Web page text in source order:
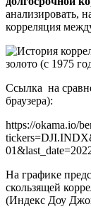
анализировать,
корреляция
Ссылка на
браузера):
https://okama.io/
На графике
скользящей
(Индекс Доу